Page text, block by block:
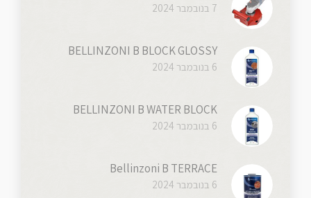
7 בנובמבר 2024
BELLINZONI B BLOCK GLOSSY
6 בנובמבר 2024
BELLINZONI B WATER BLOCK
6 בנובמבר 2024
Bellinzoni B TERRACE
6 בנובמבר 2024